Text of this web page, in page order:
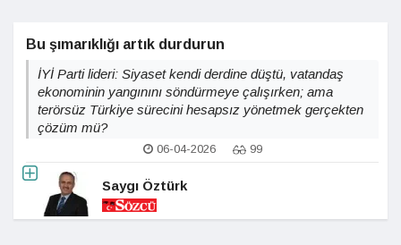
Bu şımarıklığı artık durdurun
İYİ Parti lideri: Siyaset kendi derdine düştü, vatandaş
ekonominin yangınını söndürmeye çalışırken; ama
terörsüz Türkiye sürecini hesapsız yönetmek gerçekten
çözüm mü?
06-04-2026 99
Saygı Öztürk